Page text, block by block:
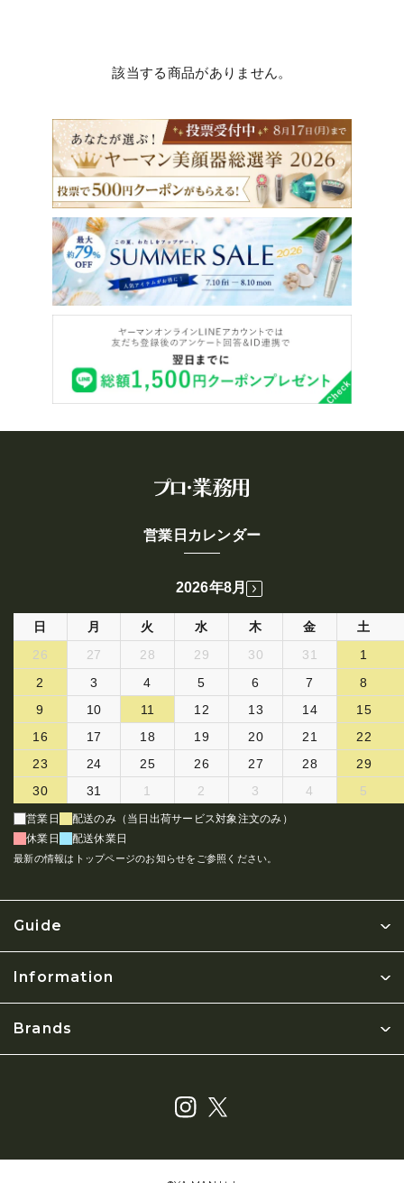
該当する商品がありません。
Guide
Information
Brands
営業日カレンダー
2026年8月
日 月 火 水 木 金
土
26
27 28 29 30 31
1
2
3 4 5 6 7
8
9
10 11 12 13 14
15
16
17 18 19 20 21
22
23
24 25 26 27 28
29
30
31 1 2 3 4 5
営業日
配送のみ（当日出荷サービス対象注文のみ）
休業日
配送休業日
最新の情報はトップページのお知らせをご参照ください。